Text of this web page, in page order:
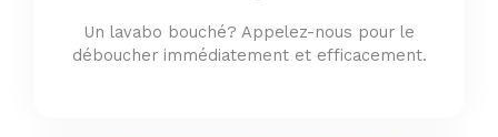
Un lavabo bouché? Appelez-nous pour le
déboucher immédiatement et efficacement.